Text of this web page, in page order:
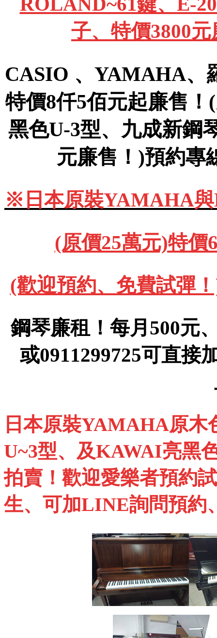
子、特價3800
CASIO 、YAMAHA、
特價8仟5佰元起廉售
黑色U-3型、九成新鋼
元廉售！)預約專
※日本原裝YAMAHA與
(原價25萬元)特價
(歡迎預約、免費試彈
鋼琴廉租！每月500元
或0911299725可直接
日本原裝YAMAHA原木
U~3型、及KAWAI亮黑
拍賣！歡迎愛樂者預約
生、可加LINE詢問預約